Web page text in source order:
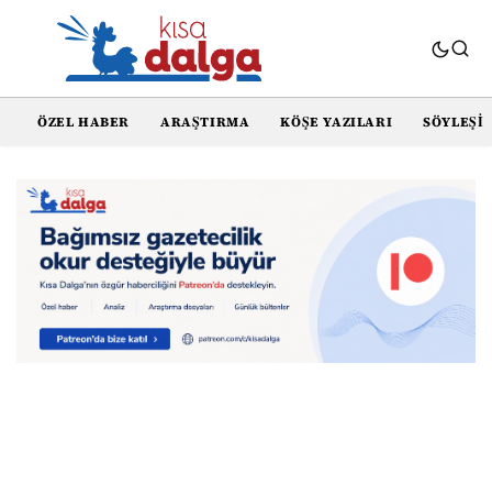
ÖZEL HABER ARAŞTIRMA KÖŞE YAZILARI SÖYLEŞI